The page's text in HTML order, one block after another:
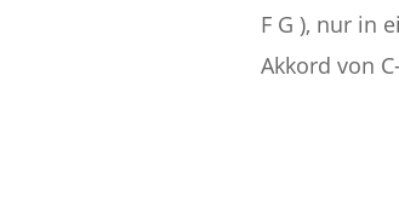
F G ), nur in
Akkord von